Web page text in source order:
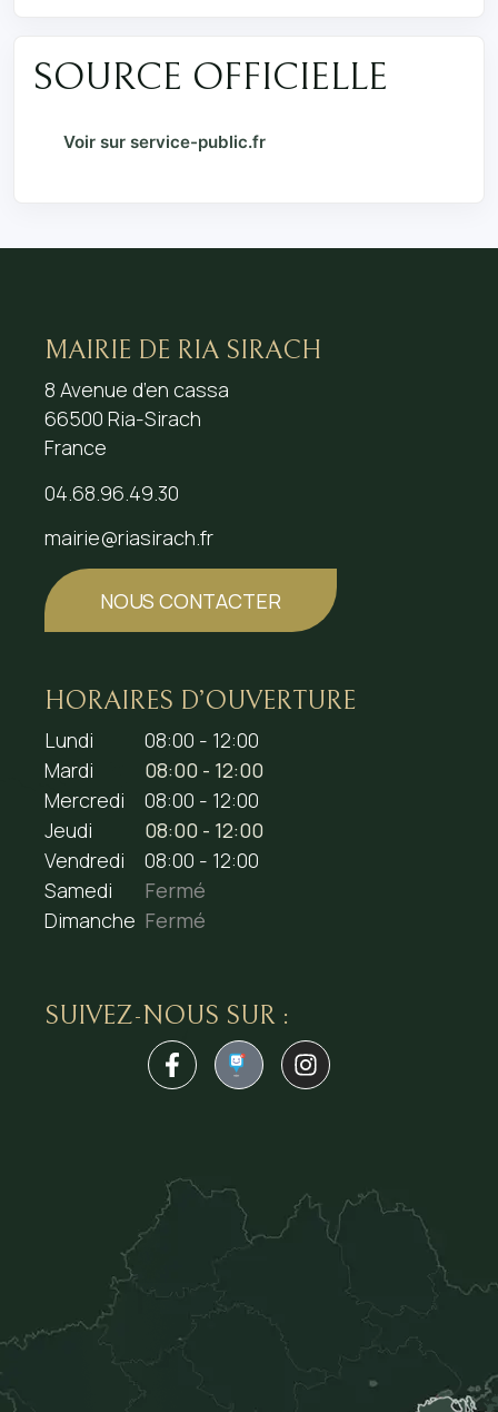
SOURCE OFFICIELLE
Voir sur service-public.fr
MAIRIE DE RIA SIRACH
8 Avenue d’en cassa
66500 Ria-Sirach
France
04.68.96.49.30
mairie@riasirach.fr
NOUS CONTACTER
HORAIRES D’OUVERTURE
Lundi
08:00 - 12:00
Mardi
08:00 - 12:00
Mercredi
08:00 - 12:00
Jeudi
08:00 - 12:00
Vendredi
08:00 - 12:00
Samedi
Fermé
Dimanche Fermé
SUIVEZ-NOUS SUR :
1